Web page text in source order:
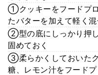
①クッキーをフードプ
たバターを加えて軽く混
②型の底にしっかり押
固めておく
③柔らかくしておいた
糖、レモン汁をフード